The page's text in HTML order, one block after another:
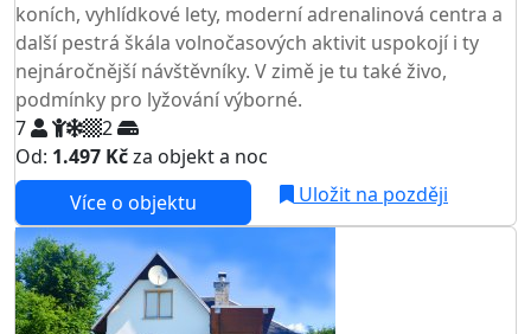
koních, vyhlídkové lety, moderní adrenalinová centra a
další pestrá škála volnočasových aktivit uspokojí i ty
nejnáročnější návštěvníky. V zimě je tu také živo,
podmínky pro lyžování výborné.
7
2
Od: 1.497 Kčza objekt a noc
Více o objektu
Uložit na později